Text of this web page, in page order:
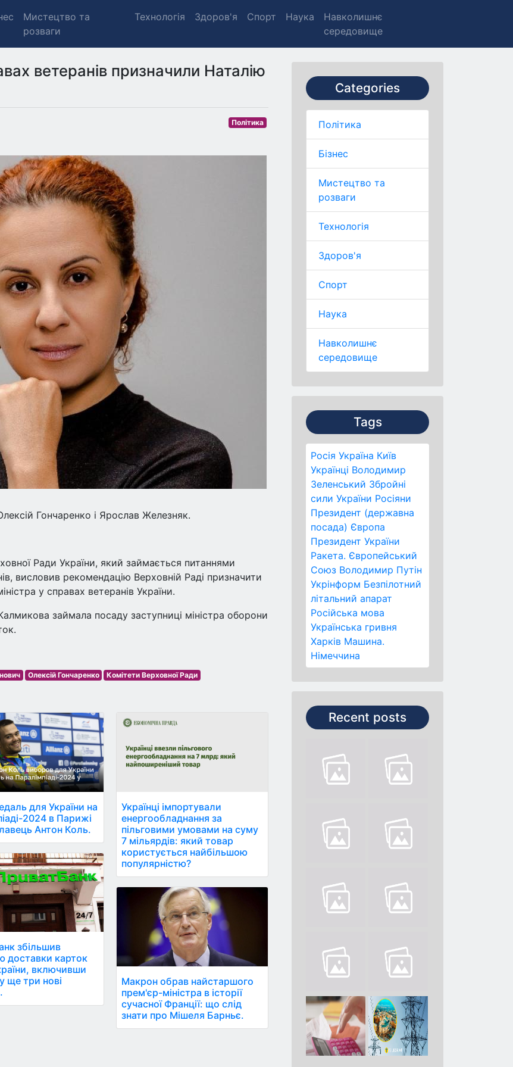
Мистецтво та
розваги
Технологія Здоров'я Спорт Наука
Навколишнє
середовище
Categories
Політика
Бізнес
Мистецтво та
розваги
Технологія
Здоров'я
Спорт
Наука
Навколишнє
середовище
Tags
Росія Україна Київ
Українці Володимир
Зеленський Збройні
сили України Росіяни
Президент (державна
посада) Європа
Президент України
Ракета. Європейський
Союз Володимир Путін
Укрінформ Безпілотний
літальний апарат
Російська мова
Українська гривня
Харків Машина.
Німеччина
Recent posts
ветеранів призначили Наталію
Політика
Гончаренко і Ярослав Железняк.
Ради України, який займається питаннями
висловив рекомендацію Верховній Раді призначити
у справах ветеранів України.
займала посаду заступниці міністра оборони
Олексій Гончаренко Комітети Верховної Ради
для України на
2024 в Парижі
Антон Коль.
збільшив
доставки карток
включивши
ще три нові
Українці імпортували
енергообладнання за
пільговими умовами на суму
7 мільярдів: який товар
користується найбільшою
популярністю?
Макрон обрав найстаршого
прем'єр-міністра в історії
сучасної Франції: що слід
знати про Мішеля Барньє.